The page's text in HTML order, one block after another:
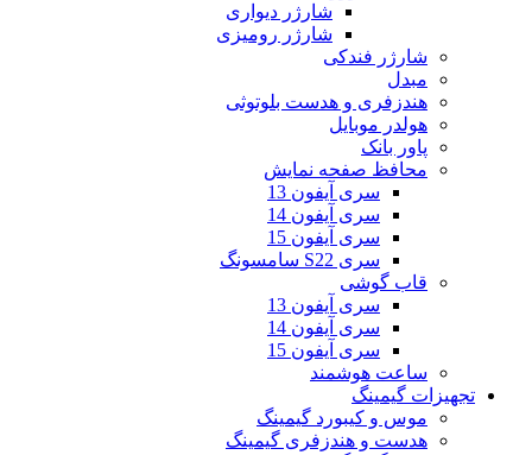
شارژر دیواری
شارژر رومیزی
شارژر فندکی
مبدل
هندزفری و هدست بلوتوثی
هولدر موبایل
پاور بانک
محافظ صفحه نمایش
سری آیفون 13
سری آیفون 14
سری آیفون 15
سری S22 سامسونگ
قاب گوشی
سری آیفون 13
سری آیفون 14
سری آیفون 15
ساعت هوشمند
تجهیزات گیمینگ
موس و کیبورد گیمینگ
هدست و هندزفری گیمینگ